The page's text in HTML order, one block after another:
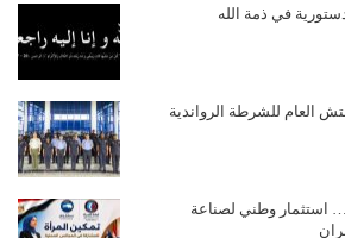
في ذمة الله
العام للشرطة الرواندية
استثمار وطني لصناعة